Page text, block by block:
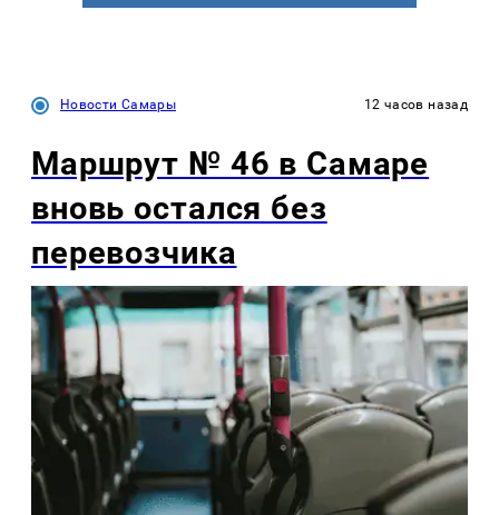
Новости Самары 12 часов назад
Маршрут № 46 в Самаре
вновь остался без
перевозчика